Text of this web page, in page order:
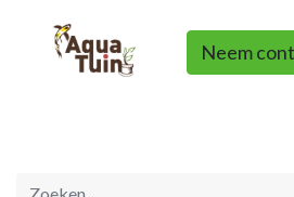
Neem